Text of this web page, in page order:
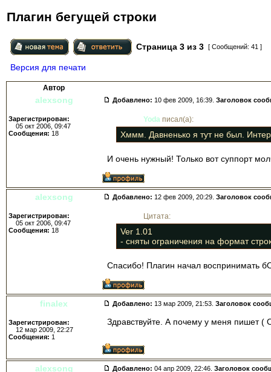
Плагин бегущей строки
Страница 3 из 3 [ Сообщений: 41 ]
Версия для печати
Автор
alexsong Добавлено: 10 фев 2009, 16:39. Заголовок
Зарегистрирован:
05 окт 2006, 09:47
Сообщения: 18
Yoda писал(а):
Хммм. Давненько я тут не был.
И очень нужный! Только вот суппорт
alexsong Добавлено: 12 фев 2009, 20:29. Заголовок
Зарегистрирован:
05 окт 2006, 09:47
Сообщения: 18
Цитата:
Ver 1.01
- сняты ограничения на формат
Спасибо! Плагин начал воспринимать
finalex Добавлено: 13 мар 2009, 21:53. Заголовок
Зарегистрирован:
12 мар 2009, 22:27
Сообщения: 1
Здравствуйте. А почему у меня пишет (
alexsong Добавлено: 04 апр 2009, 22:46. Заголовок